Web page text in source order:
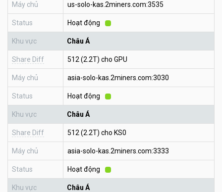
Máy chủ us-solo-kas.2miners.com:3535
Status Hoạt động
Khu vực Châu Á
Share Diff 512 (2.2T) cho GPU
Máy chủ asia-solo-kas.2miners.com:3030
Status Hoạt động
Khu vực Châu Á
Share Diff 512 (2.2T) cho KS0
Máy chủ asia-solo-kas.2miners.com:3333
Status Hoạt động
Khu vực Châu Á